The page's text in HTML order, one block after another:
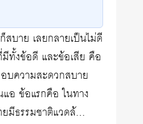
บาย เลยกลายเป็นไม่ดี
ทั้งข้อดี และข้อเสีย คือ
บความสะดวกสบาย
อ ข้อแรกคือ ในทาง
มีธรรมชาติแวดล้…